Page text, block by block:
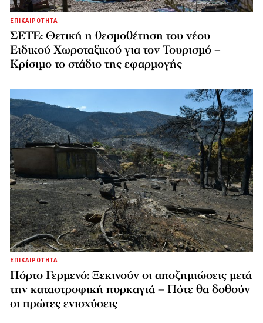
ΕΠΙΚΑΙΡΟΤΗΤΑ
ΣΕΤΕ: Θετική η θεσμοθέτηση του νέου
Ειδικού Χωροταξικού για τον Τουρισμό –
Κρίσιμο το στάδιο της εφαρμογής
ΕΠΙΚΑΙΡΟΤΗΤΑ
Πόρτο Γερμενό: Ξεκινούν οι αποζημιώσεις μετά
την καταστροφική πυρκαγιά – Πότε θα δοθούν
οι πρώτες ενισχύσεις